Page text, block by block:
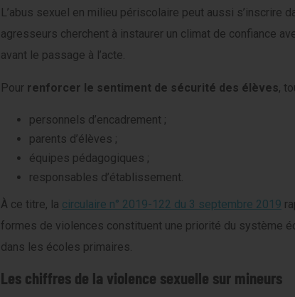
L’abus sexuel en milieu périscolaire peut aussi s’inscrire
agresseurs cherchent à instaurer un climat de confiance
avant le passage à l’acte.
Pour renforcer le sentiment de sécurité des élèves,
personnels d’encadrement ;
parents d’élèves ;
équipes pédagogiques ;
responsables d’établissement.
À ce titre, la circulaire n° 2019-122 du 3 septembre 2019
formes de violences constituent une priorité du système
dans les écoles primaires.
Les chiffres de la violence sexuelle sur mineurs